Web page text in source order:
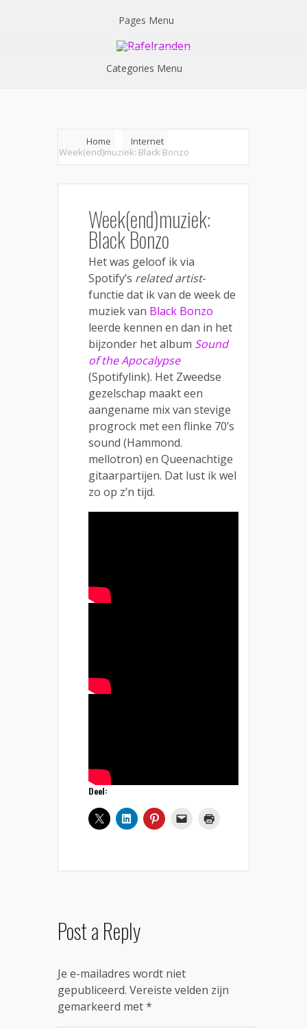
Pages Menu
Categories Menu
Home
Internet
Week(end)muziek: Black Bonzo
Week(end)muziek:
Black Bonzo
Het was geloof ik via
Spotify’s related artist-
functie dat ik van de week de
muziek van Black Bonzo
leerde kennen en dan in het
bijzonder het album Sound
of the Apocalypse
(Spotifylink). Het Zweedse
gezelschap maakt een
aangename mix van stevige
progrock met een flinke 70’s
sound (Hammond.
mellotron) en Queenachtige
gitaarpartijen. Dat lust ik wel
zo op z’n tijd.
Deel:
Post a Reply
Je e-mailadres wordt niet
gepubliceerd. Vereiste velden zijn
gemarkeerd met*